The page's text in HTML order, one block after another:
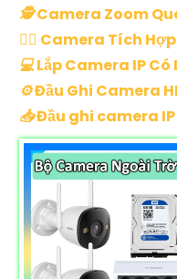
🕵️Camera Zoom
🧛‍♀️ Camera Tích Hợp
💻Lắp Camera IP Có
⚙️Đầu Ghi Camera
📥Đầu ghi camera IP